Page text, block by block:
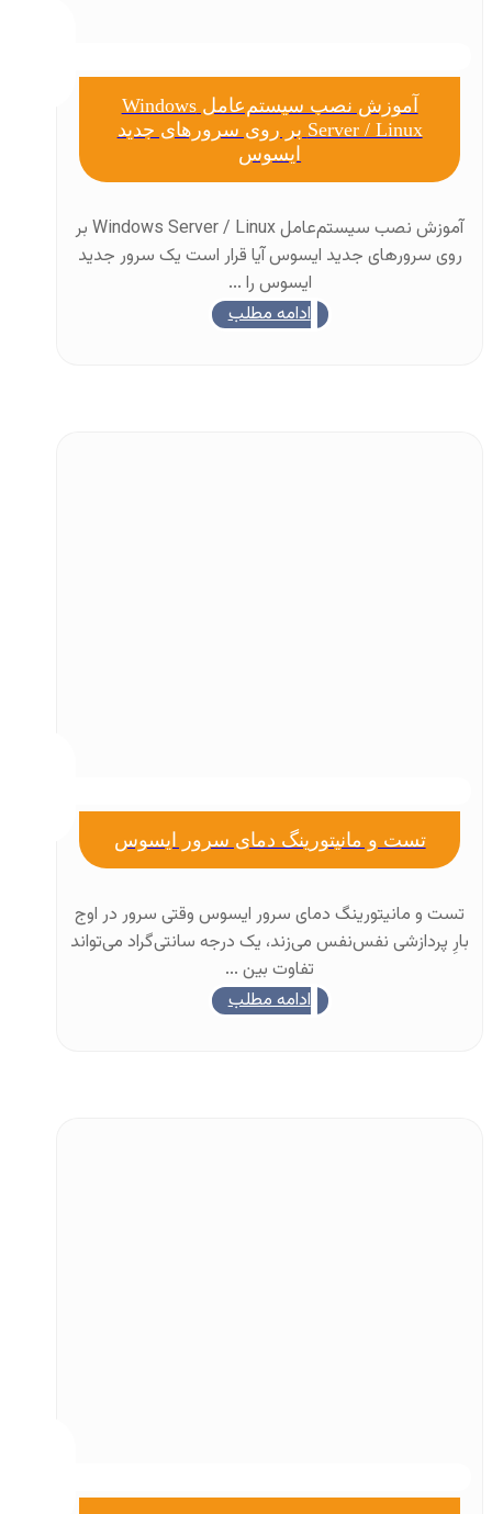
آموزش نصب سیستم‌عامل Windows
Server / Linux بر روی سرورهای جدید
ایسوس
آموزش نصب سیستم‌عامل Windows Server / Linux بر
روی سرورهای جدید ایسوس آیا قرار است یک سرور جدید
ایسوس را ...
ادامه مطلب
تست و مانیتورینگ دمای سرور ایسوس
تست و مانیتورینگ دمای سرور ایسوس وقتی سرور در اوج
بارِ پردازشی نفس‌نفس می‌زند، یک درجه سانتی‌گراد می‌تواند
تفاوت بین ...
ادامه مطلب